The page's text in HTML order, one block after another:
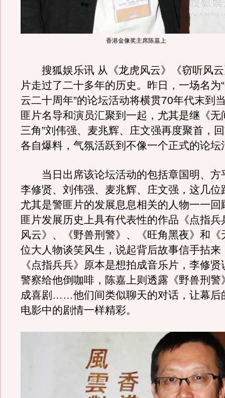
香港金像奖主席陈嘉上
搜狐娱乐讯 从《龙虎风云》《窃听风云
片走过了二十多年的历史。昨日，一场名为
云二十周年”的论坛活动将横贯70年代末到
匪片名导和演员汇聚到一起，尤其是继《无
三角”刘伟强、麦兆辉、庄文强再度聚首，
各自爆料，气氛活跃到不像一个正式的论坛
当日出席该论坛活动的包括章国明、方
李修贤、刘伟强、麦兆辉、庄文强，这几位
尤其是警匪片的发展息息相关的人物一一回
匪片发展历史上具有代表性的作品《点指兵
风云》、《野兽刑警》、《旺角黑夜》和《
位大人物谈笑风生，说起背后故事信手拈来
《点指兵兵》原本是想拍成音乐片，李修
警察给他倒咖啡，陈嘉上则透露《野兽刑警
成喜剧……他们间类似聊天的对话，让幕后
电影中的剧情一样精彩。